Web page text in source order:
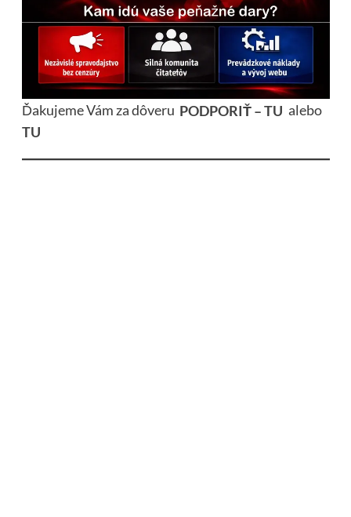
Ďakujeme Vám za dôveru PODPORIŤ – TU alebo
TU